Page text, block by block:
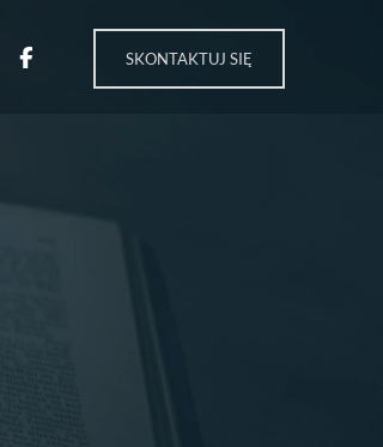
SKONTAKTUJ SIĘ